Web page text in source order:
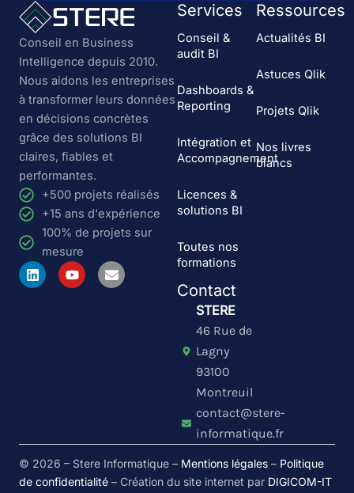
Conseil en Business
Intelligence depuis 2010.
Nous aidons les entreprises
à transformer leurs données
en décisions concrètes
grâce des solutions BI
claires, fiables et
performantes.
+500 projets réalisés
+15 ans d'expérience
100% de projets sur
mesure
L
i
Y
o
E
n
Services
Conseil &
audit BI
Dashboards &
Reporting
Intégration et
Accompagnement
Licences &
solutions BI
Toutes nos
formations
Ressources
Actualités BI
Astuces Qlik
Projets Qlik
Nos livres
blancs
Contact
STERE
46 Rue de
Lagny
93100
Montreuil
contact@stere-
informatique.fr
© 2026 – Stere Informatique – Mentions légales – Politique
de confidentialité – Création du site internet par DIGICOM-IT